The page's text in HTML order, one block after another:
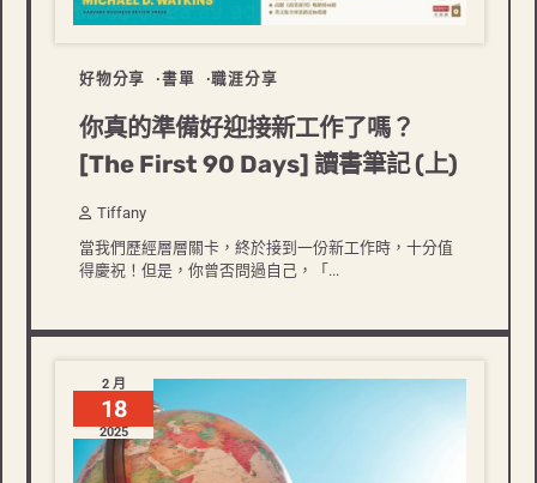
好物分享 書單 職涯分享
你真的準備好迎接新工作了嗎？
[The First 90 Days] 讀書筆記 (上)
Tiffany
當我們歷經層層關卡，終於接到一份新工作時，十分值
得慶祝！但是，你曾否問過自己，「...
2 月
18
2025